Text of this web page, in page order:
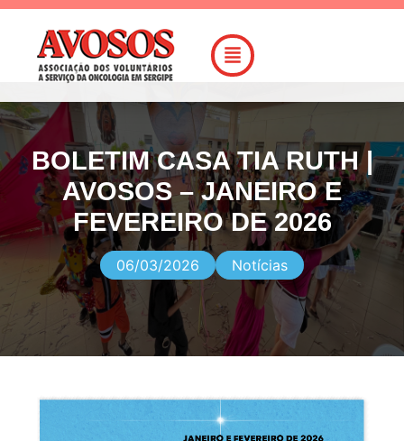
BOLETIM CASA TIA RUTH |
AVOSOS – JANEIRO E
FEVEREIRO DE 2026
06/03/2026 Notícias